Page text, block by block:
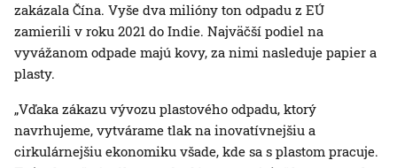
zakázala Čína. Vyše dva milióny ton odpadu z EÚ
zamierili v roku 2021 do Indie. Najväčší podiel na
vyvážanom odpade majú kovy, za nimi nasleduje papier a
plasty.
„Vďaka zákazu vývozu plastového odpadu, ktorý
navrhujeme, vytvárame tlak na inovatívnejšiu a
cirkulárnejšiu ekonomiku všade, kde sa s plastom pracuje.